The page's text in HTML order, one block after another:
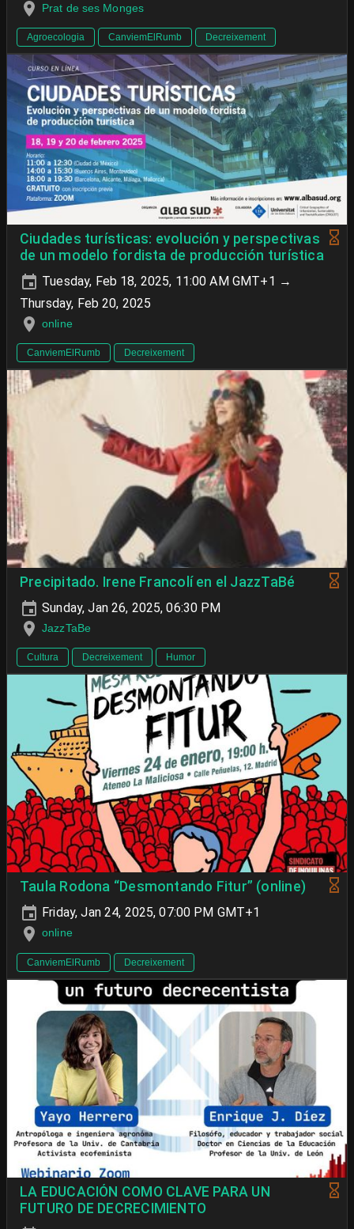
Prat de ses Monges
Agroecologia CanviemElRumb Decreixement
Ciudades turísticas: evolución y perspectivas
de un modelo fordista de producción turística
Tuesday, Feb 18, 2025, 11:00 AM GMT+1 →
Thursday, Feb 20, 2025
online
CanviemElRumb Decreixement
Precipitado. Irene Francolí en el JazzTaBé
Sunday, Jan 26, 2025, 06:30 PM
JazzTaBe
Cultura Decreixement Humor
Taula Rodona “Desmontando Fitur” (online)
Friday, Jan 24, 2025, 07:00 PM GMT+1
online
CanviemElRumb Decreixement
LA EDUCACIÓN COMO CLAVE PARA UN
FUTURO DE DECRECIMIENTO